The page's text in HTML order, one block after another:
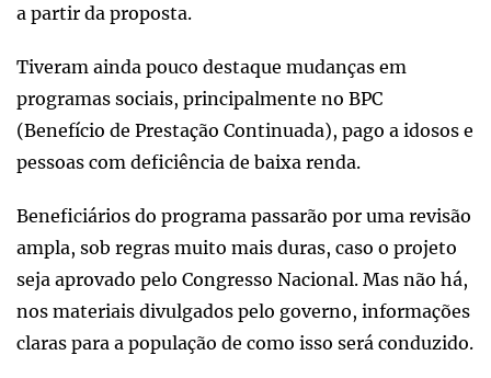
a partir da proposta.
Tiveram ainda pouco destaque mudanças em
programas sociais, principalmente no BPC
(Benefício de Prestação Continuada), pago a idosos e
pessoas com deficiência de baixa renda.
Beneficiários do programa passarão por uma revisão
ampla, sob regras muito mais duras, caso o projeto
seja aprovado pelo Congresso Nacional. Mas não há,
nos materiais divulgados pelo governo, informações
claras para a população de como isso será conduzido.